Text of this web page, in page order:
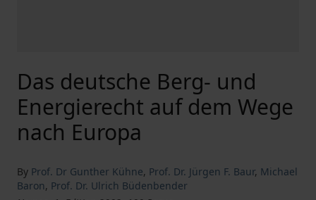
Das deutsche Berg- und
Energierecht auf dem Wege
nach Europa
By Prof. Dr Gunther Kühne, Prof. Dr. Jürgen F. Baur, Michael
Baron, Prof. Dr. Ulrich Büdenbender